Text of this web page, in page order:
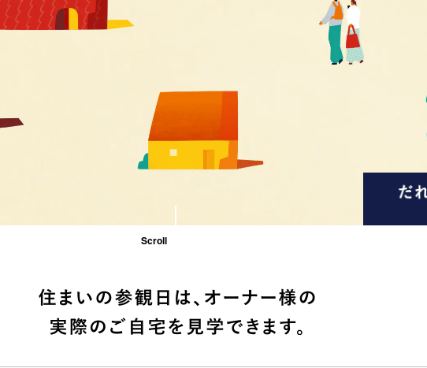
Scroll